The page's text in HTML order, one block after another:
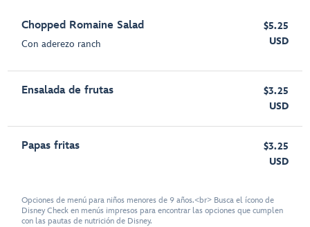
Chopped Romaine Salad
Con aderezo ranch
$5.25
USD
Ensalada de frutas
$3.25
USD
Papas fritas
$3.25
USD
Opciones de menú para niños menores de 9 años.<br> Busca el ícono de
Disney Check en menús impresos para encontrar las opciones que cumplen
con las pautas de nutrición de Disney.